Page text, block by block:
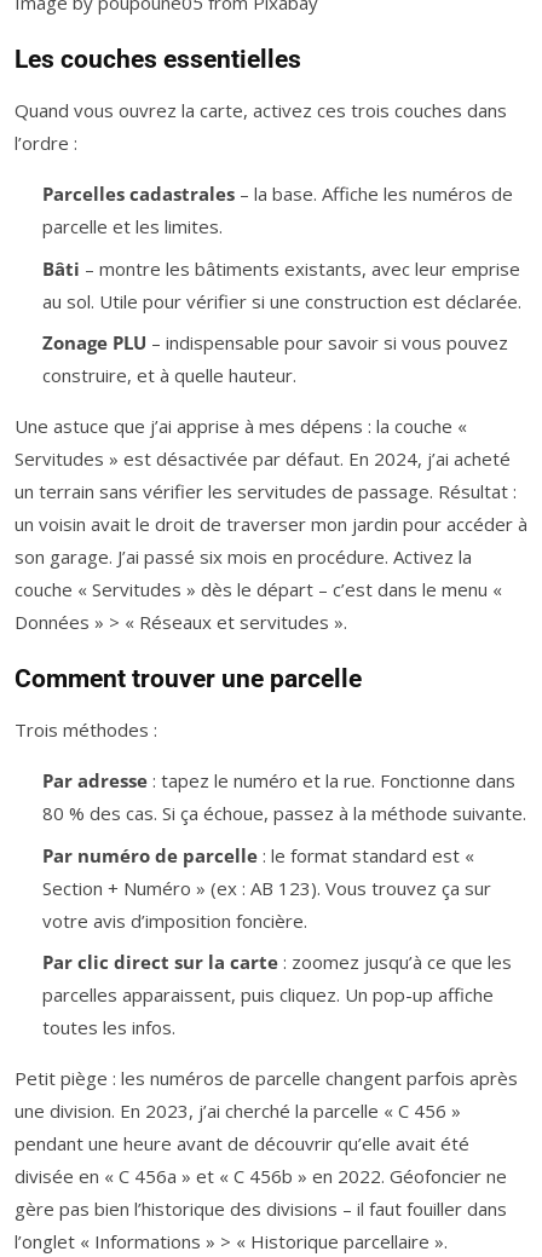
Les couches essentielles
Quand vous ouvrez la carte, activez ces trois couches dans
l’ordre :
Parcelles cadastrales– la base. Affiche les numéros de
parcelle et les limites.
Bâti – montre les bâtiments existants, avec leur emprise
au sol. Utile pour vérifier si une construction est déclarée.
Zonage PLU – indispensable pour savoir si vous pouvez
construire, et à quelle hauteur.
Une astuce que j’ai apprise à mes dépens : la couche «
Servitudes » est désactivée par défaut. En 2024, j’ai acheté
un terrain sans vérifier les servitudes de passage. Résultat :
un voisin avait le droit de traverser mon jardin pour accéder à
son garage. J’ai passé six mois en procédure. Activez la
couche « Servitudes » dès le départ – c’est dans le menu «
Données » > « Réseaux et servitudes ».
Comment trouver une parcelle
Trois méthodes :
Par adresse: tapez le numéro et la rue. Fonctionne dans
80 % des cas. Si ça échoue, passez à la méthode suivante.
Par numéro de parcelle: le format standard est «
Section + Numéro » (ex : AB 123). Vous trouvez ça sur
votre avis d’imposition foncière.
Par clic direct sur la carte: zoomez jusqu’à ce que les
parcelles apparaissent, puis cliquez. Un pop-up affiche
toutes les infos.
Petit piège : les numéros de parcelle changent parfois après
une division. En 2023, j’ai cherché la parcelle « C 456 »
pendant une heure avant de découvrir qu’elle avait été
divisée en « C 456a » et « C 456b » en 2022. Géofoncier ne
gère pas bien l’historique des divisions – il faut fouiller dans
l’onglet « Informations » > « Historique parcellaire ».